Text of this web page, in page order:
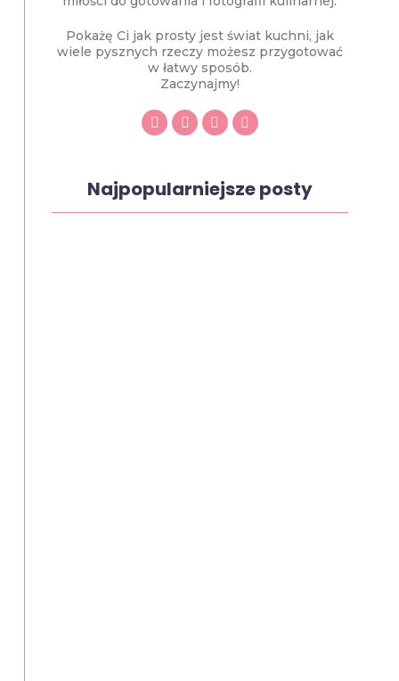
Pokażę Ci jak prosty jest świat kuchni, jak
wiele pysznych rzeczy możesz przygotować
w łatwy sposób.
Zaczynajmy!
Najpopularniejsze posty